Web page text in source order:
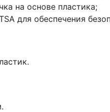
на основе пластика;
для обеспечения